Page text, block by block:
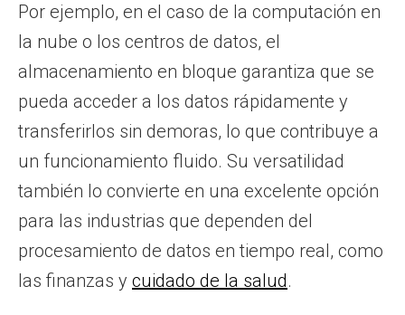
Por ejemplo, en el caso de la computación en
la nube o los centros de datos, el
almacenamiento en bloque garantiza que se
pueda acceder a los datos rápidamente y
transferirlos sin demoras, lo que contribuye a
un funcionamiento fluido. Su versatilidad
también lo convierte en una excelente opción
para las industrias que dependen del
procesamiento de datos en tiempo real, como
las finanzas y cuidado de la salud.